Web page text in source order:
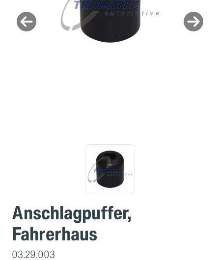
Anschlagpuffer,
Fahrerhaus
03.29.003